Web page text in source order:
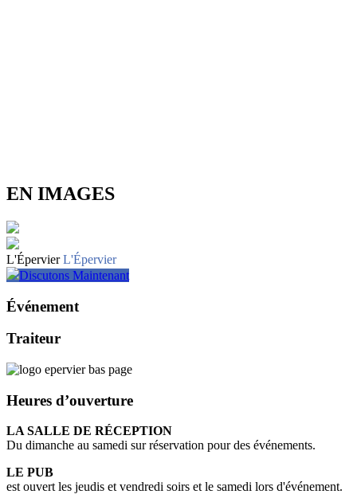
EN IMAGES
L'Épervier L'Épervier
Discutons Maintenant
Événement
Traiteur
Heures d’ouverture
LA SALLE DE RÉCEPTION
Du dimanche au samedi sur réservation pour des événements.
LE PUB
est ouvert les jeudis et vendredi soirs et le samedi lors d'événement.